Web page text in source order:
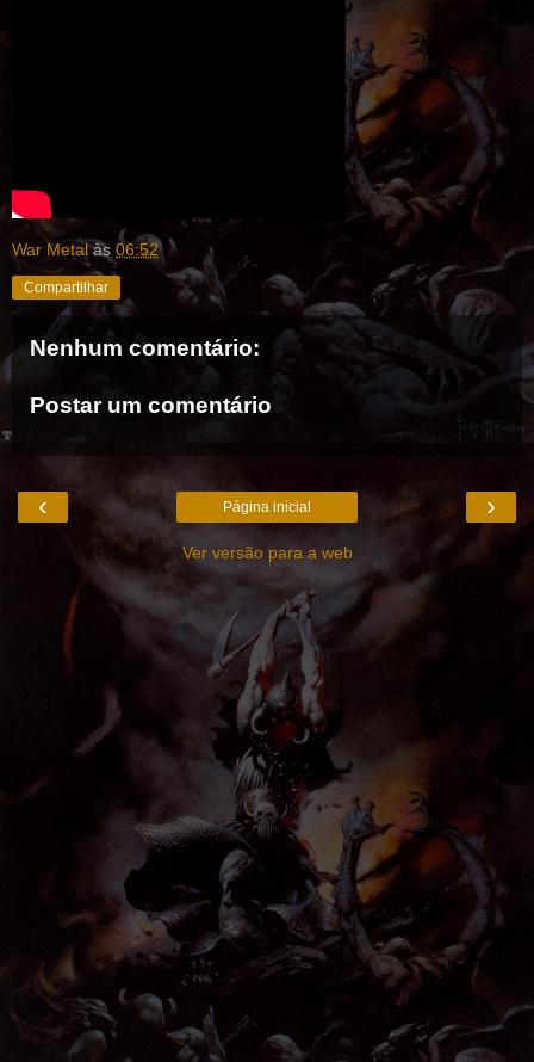
War Metal às 06:52
Compartilhar
Nenhum comentário:
Postar um comentário
‹ ›
Página inicial
Ver versão para a web